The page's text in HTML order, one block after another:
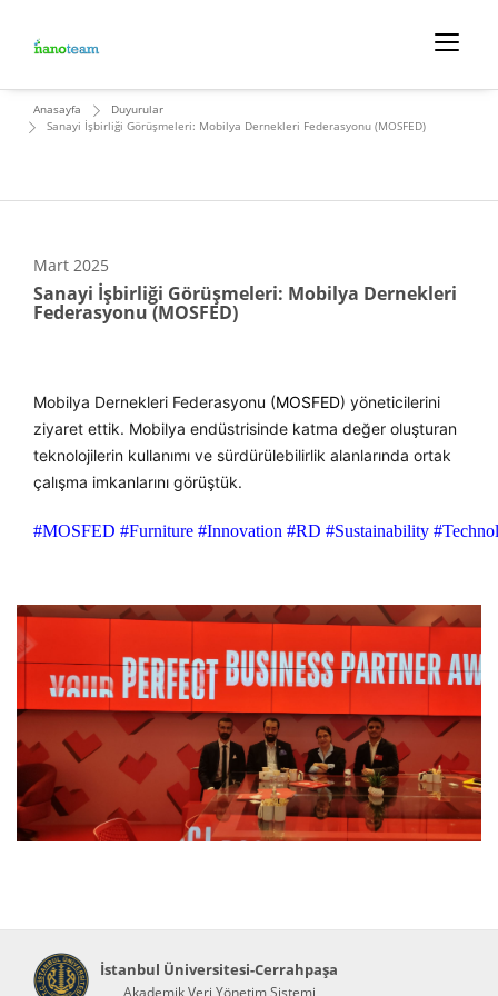
Anasayfa
Duyurular
Sanayi İşbirliği Görüşmeleri: Mobilya Dernekleri Federasyonu (MOSFED)
Mart 2025
Sanayi İşbirliği Görüşmeleri: Mobilya Dernekleri
Federasyonu (MOSFED)
Mobilya Dernekleri Federasyonu (MOSFED) yöneticilerini
ziyaret ettik. Mobilya endüstrisinde katma değer oluşturan
teknolojilerin kullanımı ve sürdürülebilirlik alanlarında ortak
çalışma imkanlarını görüştük.
#MOSFED #Furniture #Innovation #RD #Sustainability
İstanbul Üniversitesi-Cerrahpaşa
Akademik Veri Yönetim Sistemi